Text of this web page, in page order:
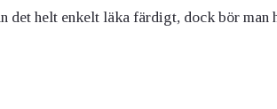
det helt enkelt läka färdigt, dock bör man